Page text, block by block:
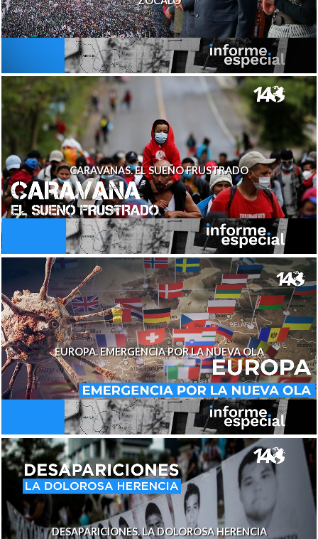
CARAVANAS. EL SUEÑO FRUSTRADO
EUROPA. EMERGENCIA POR LA NUEVA OLA
DESAPARICIONES. LA DOLOROSA HERENCIA